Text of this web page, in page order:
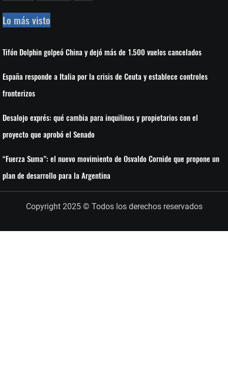
Lo más visto
Tifón Dolphin golpeó China y dejó más de 1.500 vuelos cancelados
España responde a Italia por la crisis de Ceuta y establece controles
fronterizos
Desalojo exprés: qué cambia para inquilinos y propietarios con el
proyecto que aprobó el Senado
“Fuerza Suma”: el nuevo movimiento de Osvaldo Cornide que propone un
plan de desarrollo para la Argentina
Copyright 2025 © Todos los derechos reservados